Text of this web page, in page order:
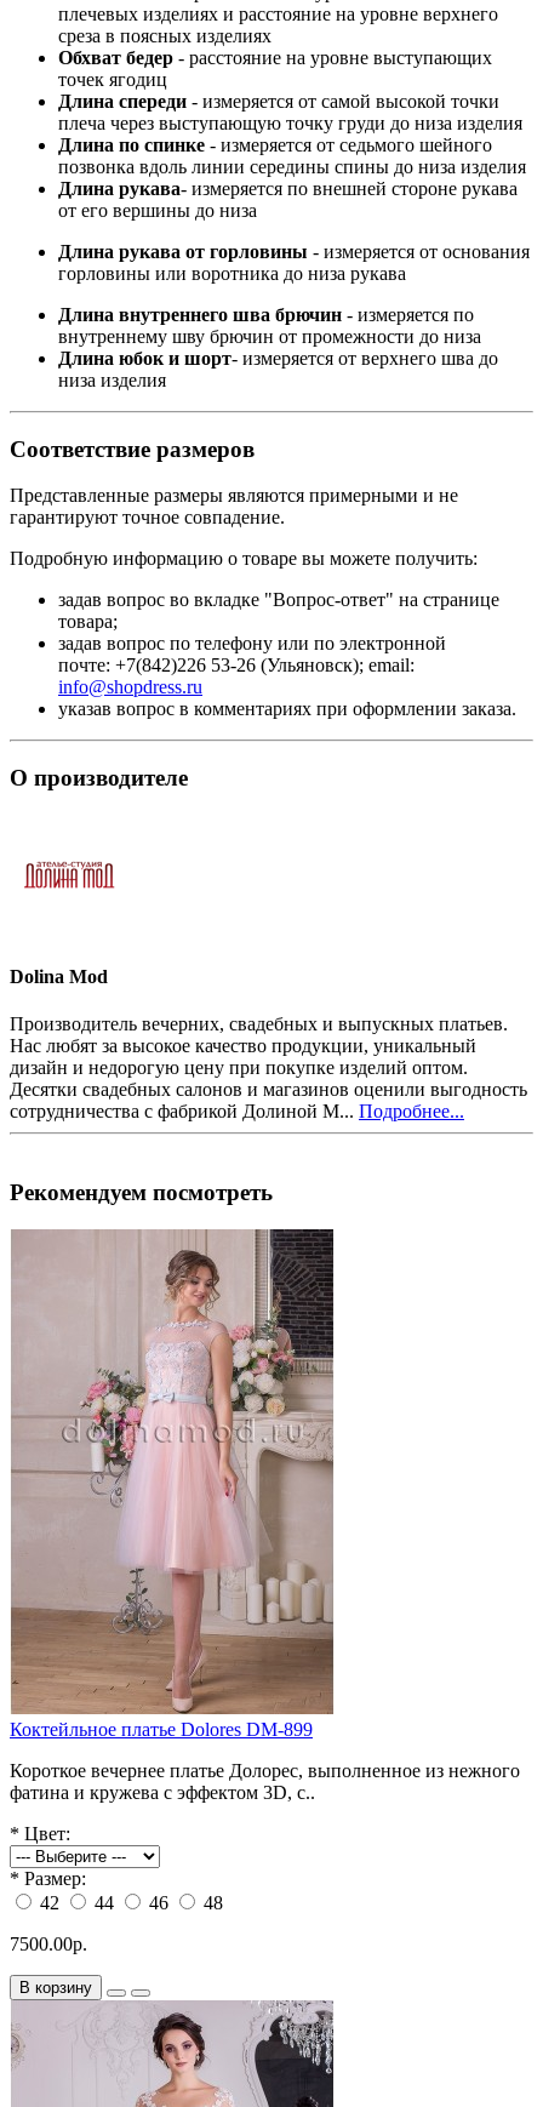
плечевых изделиях и расстояние на уровне верхнего
среза в поясных изделиях
Обхват бедер - расстояние на уровне выступающих
точек ягодиц
Длина спереди - измеряется от самой высокой точки
плеча через выступающую точку груди до низа изделия
Длина по спинке - измеряется от седьмого шейного
позвонка вдоль линии середины спины до низа изделия
Длина рукава- измеряется по внешней стороне рукава
от его вершины до низа
Длина рукава от горловины - измеряется от основания
горловины или воротника до низа рукава
Длина внутреннего шва брючин - измеряется по
внутреннему шву брючин от промежности до низа
Длина юбок и шорт- измеряется от верхнего шва до
низа изделия
Соответствие размеров
Представленные размеры являются примерными и не
гарантируют точное совпадение.
Подробную информацию о товаре вы можете получить:
задав вопрос во вкладке "Вопрос-ответ" на странице
товара;
задав вопрос по телефону или по электронной
почте: +7(842)226 53-26 (Ульяновск); email:
info@shopdress.ru
указав вопрос в комментариях при оформлении заказа.
О производителе
Dolina Mod
Производитель вечерних, свадебных и выпускных платьев.
Нас любят за высокое качество продукции, уникальный
дизайн и недорогую цену при покупке изделий оптом.
Десятки свадебных салонов и магазинов оценили выгодность
сотрудничества с фабрикой Долиной М... Подробнее...
Рекомендуем посмотреть
Коктейльное платье Dolores DM-899
Короткое вечернее платье Долорес, выполненное из нежного
фатина и кружева с эффектом 3D, с..
* Цвет:
* Размер:
42
44 46
48
7500.00р.
В корзину